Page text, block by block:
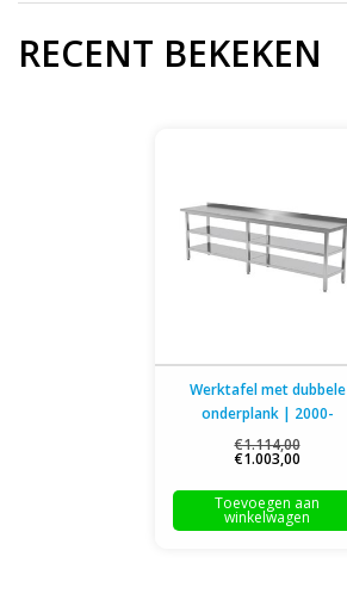
RECENT BEKEKEN
Werktafel met dubbele
onderplank | 2000-
2800mm breed | 600 of
700mm diep
€1.114,00
€1.003,00
Toevoegen aan
winkelwagen